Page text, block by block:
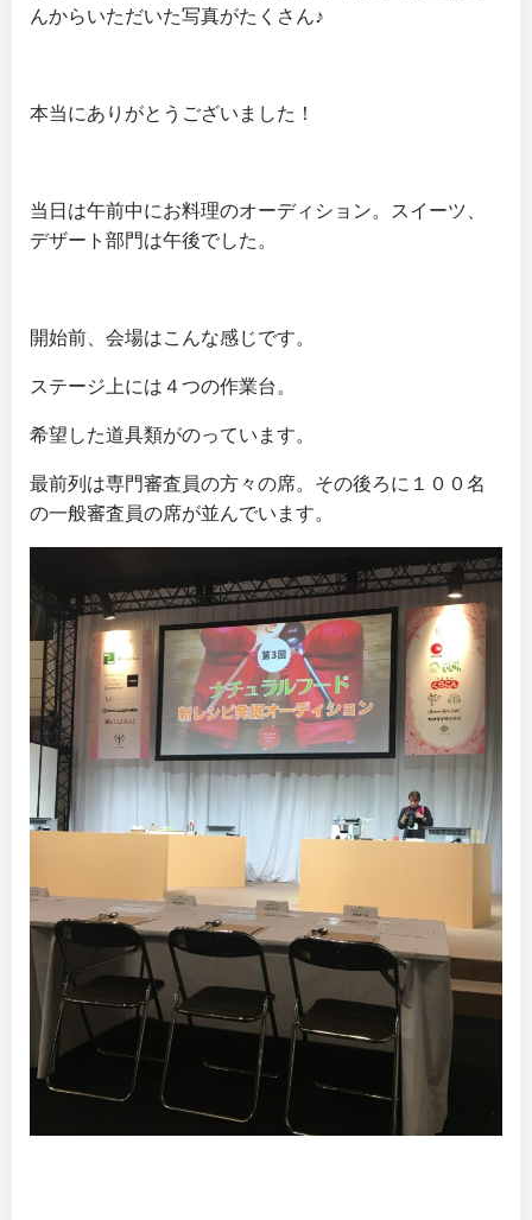
んからいただいた写真がたくさん♪
本当にありがとうございました！
当日は午前中にお料理のオーディション。スイーツ、
デザート部門は午後でした。
開始前、会場はこんな感じです。
ステージ上には４つの作業台。
希望した道具類がのっています。
最前列は専門審査員の方々の席。その後ろに１００名
の一般審査員の席が並んでいます。